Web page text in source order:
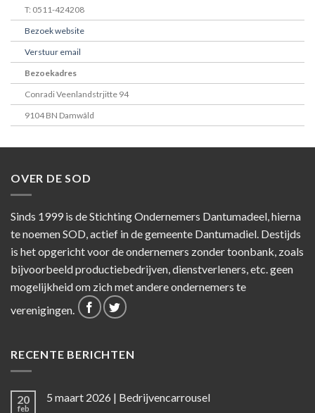
T: 0511-424208
Bezoek website
Verstuur email
Bezoekadres
Conradi Veenlandstrjitte 94
9104 BN Damwâld
OVER DE SOD
Sinds 1999 is de Stichting Ondernemers Dantumadeel, hierna
te noemen SOD, actief in de gemeente Dantumadiel. Destijds
is het opgericht voor de ondernemers zonder toonbank, zoals
bijvoorbeeld productiebedrijven, dienstverleners, etc. geen
mogelijkheid om zich met andere ondernemers te
verenigingen.
RECENTE BERICHTEN
20
feb
5 maart 2026 | Bedrijvencarrousel